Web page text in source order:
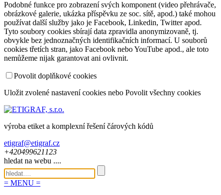
Podobné funkce pro zobrazení svých komponent (video přehrávače,
obrázkové galerie, ukázka příspěvku ze soc. sítě, apod.) také mohou
používat další služby jako je Facebook, Linkedin, Twitter apod.
Tyto soubory cookies sbírají data zpravidla anonymizovaně, tj.
obvykle bez jednoznačných identifikačních informací. U souborů
cookies třetích stran, jako Facebook nebo YouTube apod., ale toto
nemůžeme nijak garantovat ani ovlivnit.
Povolit doplňkové cookies
Uložit zvolené nastavení cookies nebo Povolit všechny cookies
výroba etiket a komplexní řešení čárových kódů
etigraf@etigraf.cz
+420499621 123
hledat na webu ....
= MENU =